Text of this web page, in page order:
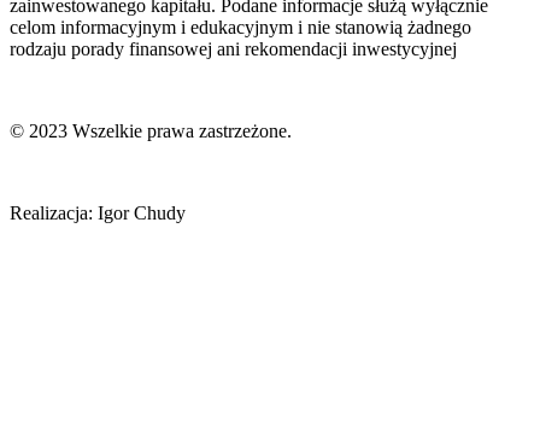
zainwestowanego kapitału. Podane informacje służą wyłącznie
celom informacyjnym i edukacyjnym i nie stanowią żadnego
rodzaju porady finansowej ani rekomendacji inwestycyjnej
© 2023 Wszelkie prawa zastrzeżone.
Realizacja: Igor Chudy